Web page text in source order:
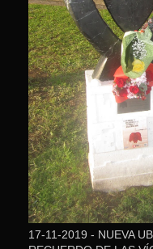
17-11-2019 - NUEVA